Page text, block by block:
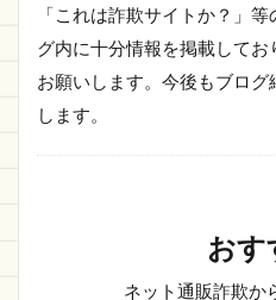
「これは詐欺サイトか？」
グ内に十分情報を掲載して
お願いします。今後もブロ
します。
おす
ネット通販詐欺か